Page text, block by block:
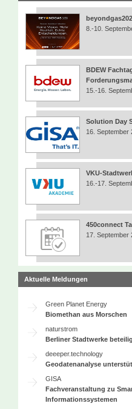
8.-10.
BDEW
15.-16.
Solution Day
16. September
VKU-
16.-17.
450connect
17. September
Aktuelle Meldungen
Green Planet Energy
Biomethan aus Morschen
naturstrom
Berliner Stadtwerke
deeeper.technology
Geodatenanalyse
GISA
Fachveranstaltung zu
Informationssystemen